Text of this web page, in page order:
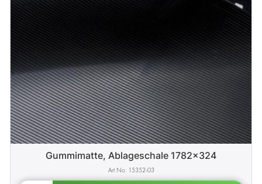
Gummimatte, Ablageschale 1782x324
15352-03